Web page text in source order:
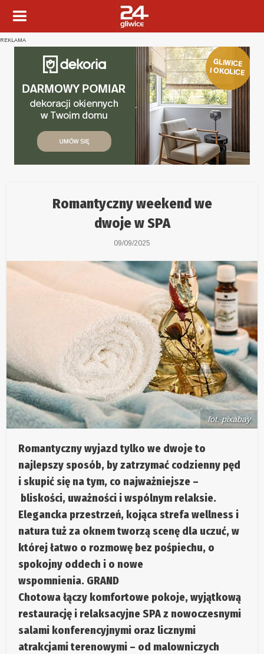
REKLAMA
Romantyczny weekend we
dwoje w SPA
09/09/2025
fot. pixabay
Romantyczny wyjazd tylko we dwojeto
najlepszy sposób, by zatrzymać codzienny pęd
i skupić się na tym, co najważniejsze –
bliskości, uważności i wspólnym relaksie.
Elegancka przestrzeń, kojąca strefa wellness i
natura tuż za oknem tworząscenę dla uczuć, w
której łatwo o rozmowę bez pośpiechu, o
spokojny oddech i o nowe
wspomnienia. GRAND
Chotowałączy komfortowe pokoje,wyjątkową
restaurację i relaksacyjne SPAz nowoczesnymi
salami konferencyjnymi oraz licznymi
atrakcjami terenowymi – od malowniczych